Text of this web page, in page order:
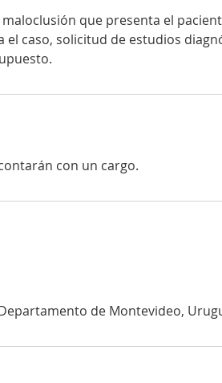
que presenta el
caso, solicitud de estudios
con un cargo.
de Montevideo,